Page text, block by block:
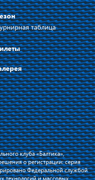
таблица
клуба «Балтика»,
о регистрации: серия
Федеральной службой
технологий и массовых